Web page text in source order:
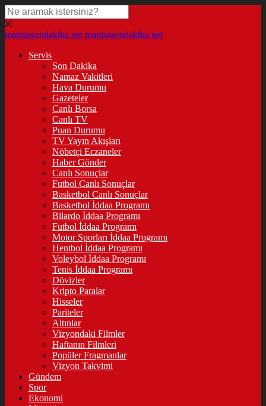
manisasondakika.net manisasondakika.net
Servis
Son Dakika
Namaz Vakitleri
Hava Durumu
Gazeteler
Canlı Borsa
Canlı TV
Puan Durumu
TV Yayın Akışları
Nöbetçi Eczaneler
Haber Gönder
Canlı Sonuçlar
Futbol Canlı Sonuçlar
Basketbol Canlı Sonuçlar
Basketbol İddaa Programı
Bilardo İddaa Programı
Futbol İddaa Programı
Motor Sporları İddaa Programı
Hentbol İddaa Programı
Voleybol İddaa Programı
Tenis İddaa Programı
Dövizler
Kripto Paralar
Hisseler
Pariteler
Altınlar
Vizyondaki Filmler
Haftanın Filmleri
Popüler Fragmanlar
Vizyon Takvimi
Gündem
Spor
Ekonomi